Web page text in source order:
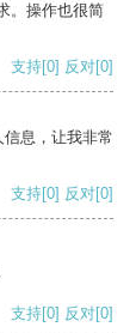
。操作也很简
支持[0] 反对[0]
息，让我非常
支持[0] 反对[0]
支持[0] 反对[0]